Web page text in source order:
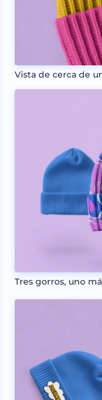
Vista de cerca de
Tres gorros, uno